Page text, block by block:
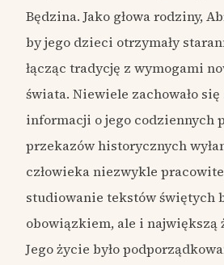
Będzina. Jako głowa rodziny,
by jego dzieci otrzymały
łącząc tradycję z wymogami
świata. Niewiele zachowało się
informacji o jego codziennych
przekazów historycznych
człowieka niezwykle
studiowanie tekstów świętych
obowiązkiem, ale i największą
Jego życie było